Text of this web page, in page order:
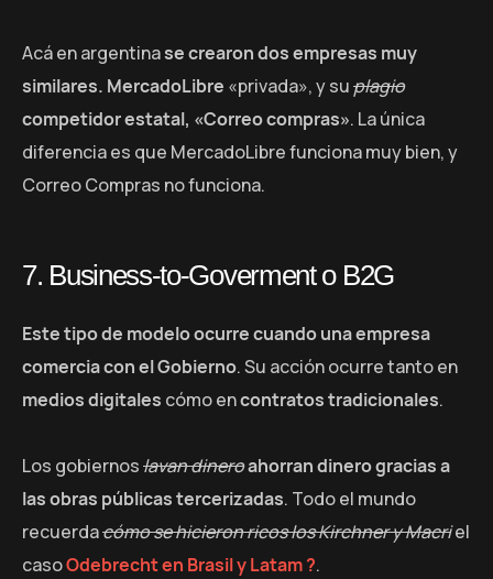
Acá en argentinase crearon dos empresas muy
similares. MercadoLibre «privada», y suplagio
competidor estatal, «Correo compras». La única
diferencia es que MercadoLibre funciona muy bien, y
Correo Compras no funciona.
7. Business-to-Goverment o B2G
Este tipo de modelo ocurre cuando una empresa
comercia con el Gobierno. Su acción ocurre tanto en
medios digitales cómo encontratos tradicionales.
Los gobiernoslavan dineroahorran dinero gracias a
las obras públicas tercerizadas. Todo el mundo
recuerdacómo se hicieron ricos los Kirchner y Macriel
casoOdebrecht en Brasil y Latam ?.